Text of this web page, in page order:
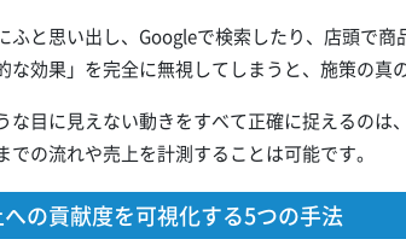
ふと思い出し、Googleで検索したり、店頭で
な効果」を完全に無視してしまうと、施策の真
な目に見えない動きをすべて正確に捉えるの
での流れや売上を計測することは可能です。
の貢献度を可視化する5つの手法